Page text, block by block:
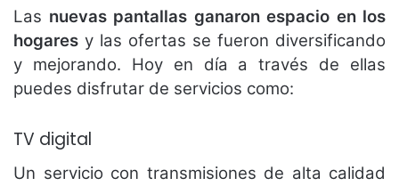
Las nuevas pantallas ganaron espacio en los
hogares y las ofertas se fueron diversificando
y mejorando. Hoy en día a través de ellas
puedes disfrutar de servicios como:
TV digital
Un servicio con transmisiones de alta calidad